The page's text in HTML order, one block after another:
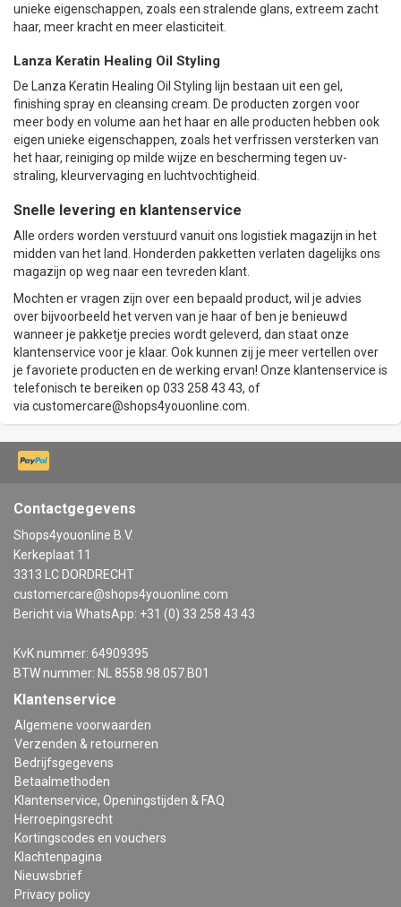
unieke eigenschappen, zoals een stralende glans, extreem zacht
haar, meer kracht en meer elasticiteit.
Lanza Keratin Healing Oil Styling
De Lanza Keratin Healing Oil Styling lijn bestaan uit een gel,
finishing spray en cleansing cream. De producten zorgen voor
meer body en volume aan het haar en alle producten hebben ook
eigen unieke eigenschappen, zoals het verfrissen versterken van
het haar, reiniging op milde wijze en bescherming tegen uv-
straling, kleurvervaging en luchtvochtigheid.
Snelle levering en klantenservice
Alle orders worden verstuurd vanuit ons logistiek magazijn in het
midden van het land. Honderden pakketten verlaten dagelijks ons
magazijn op weg naar een tevreden klant.
Mochten er vragen zijn over een bepaald product, wil je advies
over bijvoorbeeld het verven van je haar of ben je benieuwd
wanneer je pakketje precies wordt geleverd, dan staat onze
klantenservice voor je klaar. Ook kunnen zij je meer vertellen over
je favoriete producten en de werking ervan! Onze klantenservice is
telefonisch te bereiken op 033 258 43 43, of
via customercare@shops4youonline.com
Contactgegevens
Shops4youonline B.V.
Kerkeplaat 11
3313 LC DORDRECHT
customercare@shops4youonline.com
Bericht via WhatsApp: +31 (0) 33 258 43 43
KvK nummer: 64909395
BTW nummer: NL 8558.98.057.B01
Klantenservice
Algemene voorwaarden
Verzenden & retourneren
Bedrijfsgegevens
Betaalmethoden
Klantenservice, Openingstijden & FAQ
Herroepingsrecht
Kortingscodes en vouchers
Klachtenpagina
Nieuwsbrief
Privacy policy